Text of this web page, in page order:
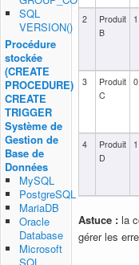
2
Produit
B
3
Produit
C
4
Produit
D
1
Astuce :la
gérer les
SQL
VERSION()
Procédure
stockée
(CREATE
PROCEDURE)
CREATE
TRIGGER
Système de
Gestion de
Base de
Données
MySQL
PostgreSQL
MariaDB
Oracle
Database
Microsoft